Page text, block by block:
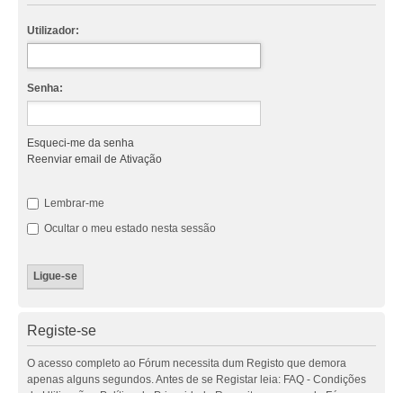
Utilizador:
Senha:
Esqueci-me da senha
Reenviar email de Ativação
Lembrar-me
Ocultar o meu estado nesta sessão
Registe-se
O acesso completo ao Fórum necessita dum Registo que demora
apenas alguns segundos. Antes de se Registar leia: FAQ - Condições